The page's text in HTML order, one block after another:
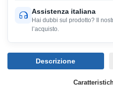
Assistenza italiana
Hai dubbi sul prodotto? Il
l’acquisto.
Descrizione